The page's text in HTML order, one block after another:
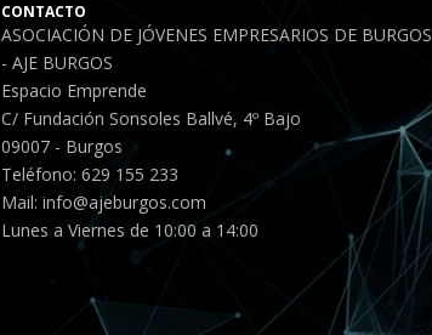
CONTACTO
ASOCIACIÓN DE JÓVENES EMPRESARIOS DE BURGOS
- AJE BURGOS
Espacio Emprende
C/ Fundación Sonsoles Ballvé, 4º Bajo
09007 - Burgos
Teléfono: 629 155 233
Mail: info@ajeburgos.com
Lunes a Viernes de 10:00 a 14:00